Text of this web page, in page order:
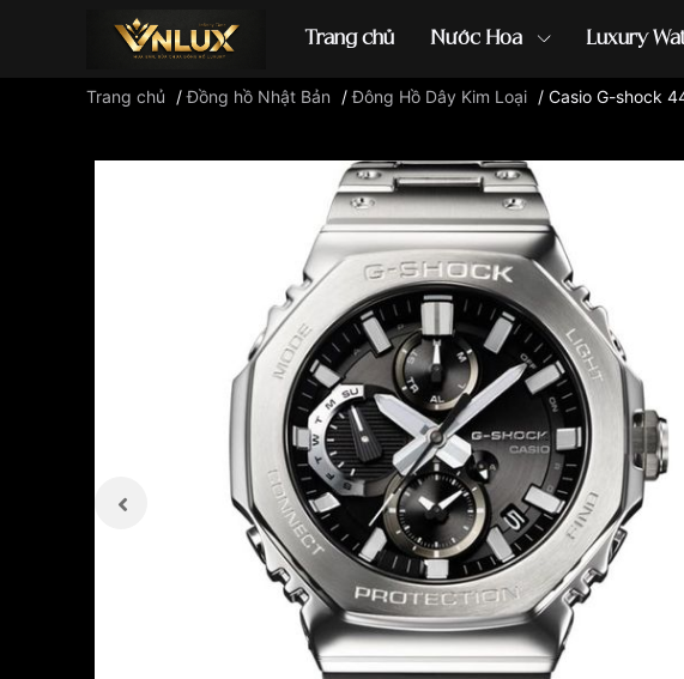
Trang chủ Nước Hoa Luxury
Đồng hồ casio đồng hồ G-Shock
Trang chủ /Đồng hồ Nhật Bản /Đông Hồ Dây Kim Loại / Casio G-shock